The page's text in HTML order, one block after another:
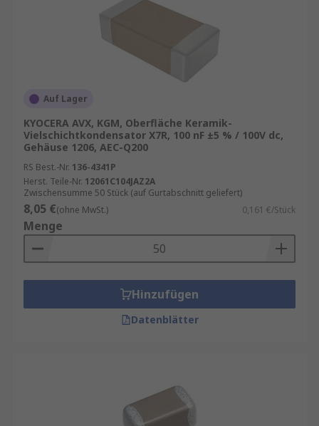
Auf Lager
KYOCERA AVX, KGM, Oberfläche Keramik-
Vielschichtkondensator X7R, 100 nF ±5 % / 100V dc,
Gehäuse 1206, AEC-Q200
RS Best.-Nr. 136-4341P
Herst. Teile-Nr. 12061C104JAZ2A
Zwischensumme 50 Stück (auf Gurtabschnitt geliefert)
8,05 €(ohne MwSt.) 0,161 €/Stück
Menge
Hinzufügen
Datenblätter